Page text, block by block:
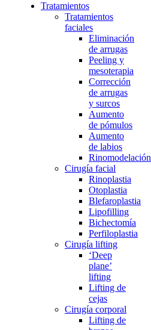
Tratamientos
Tratamientos
faciales
Eliminación
de arrugas
Peeling y
mesoterapia
Corrección
de arrugas
y surcos
Aumento
de pómulos
Aumento
de labios
Rinomodelación
Cirugía facial
Rinoplastia
Otoplastia
Blefaroplastia
Lipofilling
Bichectomía
Perfiloplastia
Cirugía lifting
‘Deep
plane’
lifting
Lifting de
cejas
Cirugía corporal
Lifting de